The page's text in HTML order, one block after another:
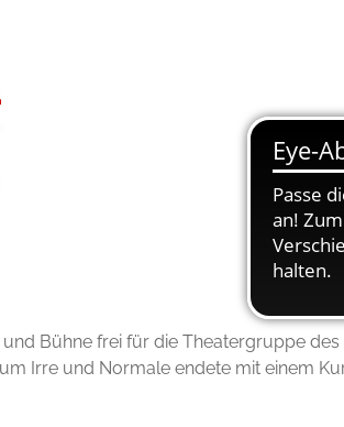
Bühne frei für die Theatergruppe des
Irre und Normale endete mit einem